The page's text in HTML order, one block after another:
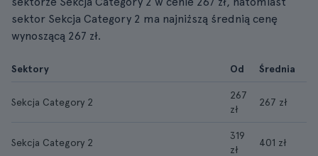
sektor Sekcja Category 2 ma najniższą średnią cenę
wynoszącą 267 zł.
Sektory Od Średnia
Sekcja Category 2
267
zł
267 zł
Sekcja Category 2
319
zł
401 zł